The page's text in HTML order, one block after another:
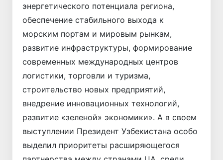
энергетического потенциала региона,
обеспечение стабильного выхода к
морским портам и мировым рынкам,
развитие инфраструктуры, формирование
современных международных центров
логистики, торговли и туризма,
строительство новых предприятий,
внедрение инновационных технологий,
развитие «зеленой» экономики». А в своем
выступлении Президент Узбекистана особо
выделил приоритеты расширяющегося